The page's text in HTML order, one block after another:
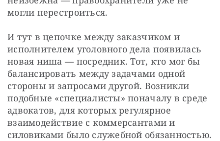
могли перестроиться.
И тут в цепочке между заказчиком и
исполнителем уголовного дела появилась
новая ниша — посредник. Тот, кто мог бы
балансировать между задачами одной
стороны и запросами другой. Возникли
подобные «специалисты» поначалу в среде
адвокатов, для которых регулярное
взаимодействие с коммерсантами и
силовиками было служебной обязанностью.